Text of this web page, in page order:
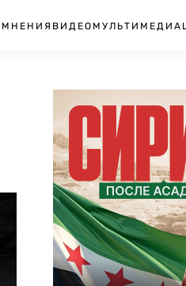
МНЕНИЯ ВИДЕО МУЛЬТИМЕДИА